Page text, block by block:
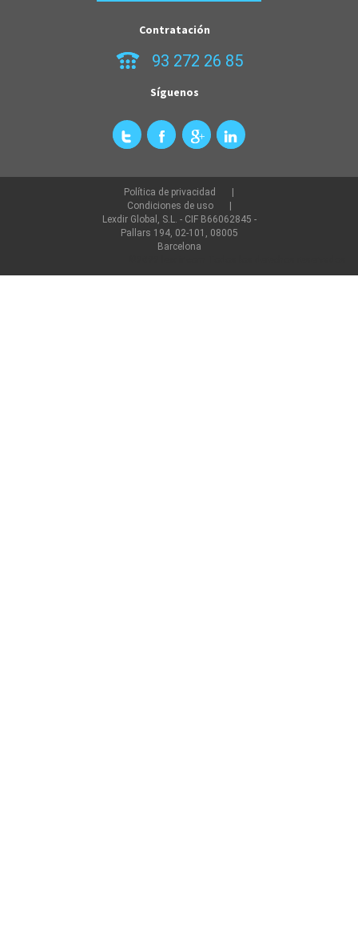
Contratación
93 272 26 85
Síguenos
Política de privacidad
Condiciones de uso
Lexdir Global, S.L. - CIF B66062845 -
Pallars 194, 02-101, 08005
Barcelona